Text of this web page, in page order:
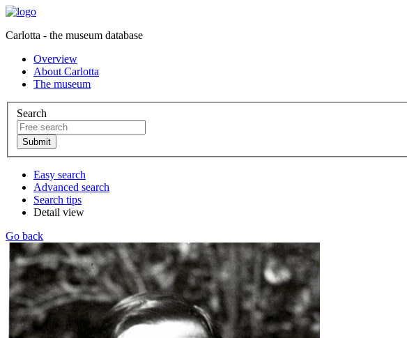
Carlotta - the museum database
Overview
About Carlotta
The museum
Search
Easy search
Advanced search
Search tips
Detail view
Go back